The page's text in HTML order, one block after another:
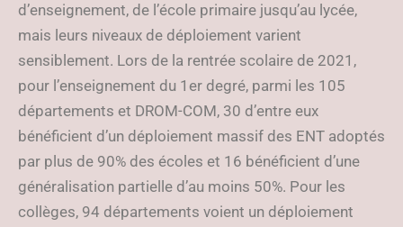
d’enseignement, de l’école primaire jusqu’au lycée,
mais leurs niveaux de déploiement varient
sensiblement. Lors de la rentrée scolaire de 2021,
pour l’enseignement du 1er degré, parmi les 105
départements et DROM-COM, 30 d’entre eux
bénéficient d’un déploiement massif des ENT adoptés
par plus de 90% des écoles et 16 bénéficient d’une
généralisation partielle d’au moins 50%. Pour les
collèges, 94 départements voient un déploiement